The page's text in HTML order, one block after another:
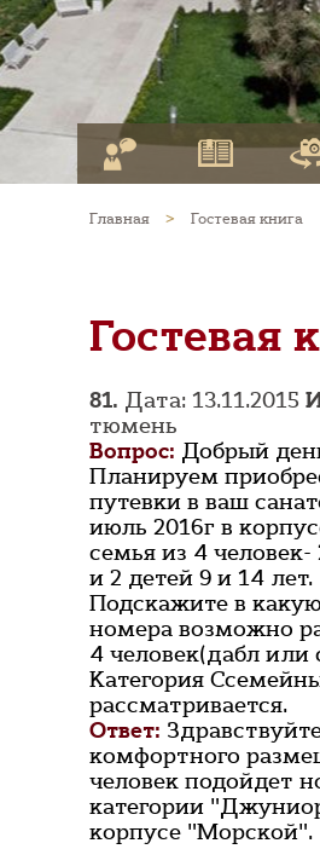
Главная > Гостевая книга
Гостевая
81. Дата: 13.11.2015
тюмень
Вопрос: Добрый
Планируем
путевки в ваш
июль 2016г в
семья из 4 человек-
и 2 детей 9 и 14 лет.
Подскажите в
номера возможно
4 человек(дабл или
Категория
рассматривается.
Ответ:
комфортного
человек подойдет
категории
корпусе "Морской".